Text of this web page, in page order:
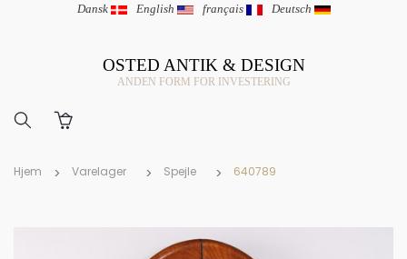
Dansk | English | français | Deutsch
OSTED ANTIK & DESIGN
ANDEN FORM FOR INVESTERING
Hjem Varelager Spejle 640789